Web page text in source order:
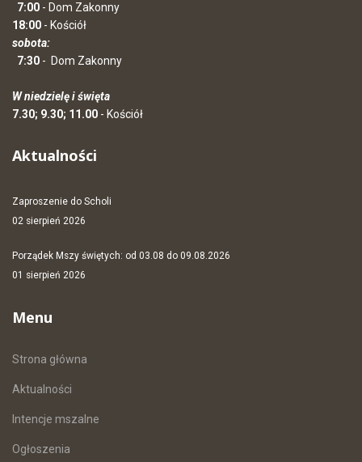
7:00 - Dom Zakonny
18:00 - Kościół
sobota:
7:30 - Dom Zakonny
W niedzielę i święta
7.30; 9.30; 11.00 - Kościół
Aktualności
Zaproszenie do Scholi
02 sierpień 2026
Porządek Mszy świętych: od 03.08 do 09.08.2026
01 sierpień 2026
Menu
Strona główna
Aktualności
Intencje mszalne
Ogłoszenia